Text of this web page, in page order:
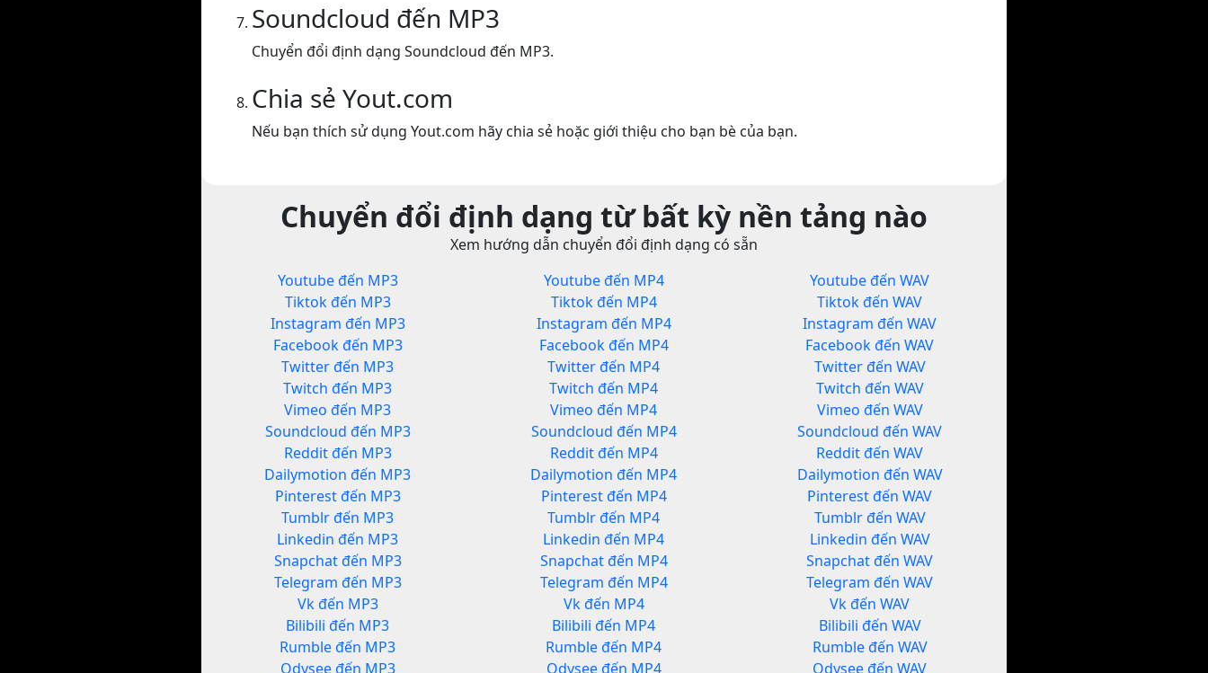
Soundcloud đến MP3
Chuyển đổi định dạng Soundcloud đến MP3.
Chia sẻ Yout.com
Nếu bạn thích sử dụng Yout.com hãy chia sẻ hoặc giới thiệu cho bạn bè của bạn.
Chuyển đổi định dạng từ bất kỳ nền tảng nào
Xem hướng dẫn chuyển đổi định dạng có sẵn
Youtube đến MP3
Tiktok đến MP3
Instagram đến MP3
Facebook đến MP3
Twitter đến MP3
Twitch đến MP3
Vimeo đến MP3
Soundcloud đến MP3
Reddit đến MP3
Dailymotion đến MP3
Pinterest đến MP3
Tumblr đến MP3
Linkedin đến MP3
Snapchat đến MP3
Telegram đến MP3
Vk đến MP3
Bilibili đến MP3
Rumble đến MP3
Odysee đến MP3
Youtube đến MP4
Tiktok đến MP4
Instagram đến MP4
Facebook đến MP4
Twitter đến MP4
Twitch đến MP4
Vimeo đến MP4
Soundcloud đến MP4
Reddit đến MP4
Dailymotion đến MP4
Pinterest đến MP4
Tumblr đến MP4
Linkedin đến MP4
Snapchat đến MP4
Telegram đến MP4
Vk đến MP4
Bilibili đến MP4
Rumble đến MP4
Odysee đến MP4
Youtube đến WAV
Tiktok đến WAV
Instagram đến WAV
Facebook đến WAV
Twitter đến WAV
Twitch đến WAV
Vimeo đến WAV
Soundcloud đến WAV
Reddit đến WAV
Dailymotion đến WAV
Pinterest đến WAV
Tumblr đến WAV
Linkedin đến WAV
Snapchat đến WAV
Telegram đến WAV
Vk đến WAV
Bilibili đến WAV
Rumble đến WAV
Odysee đến WAV